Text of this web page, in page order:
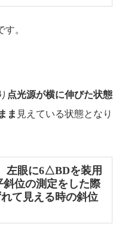
す。
点光源が横に伸びた状態
ま 見えている状態となり
左眼に6△BDを装用
位の測定をした際
て見える時の斜位